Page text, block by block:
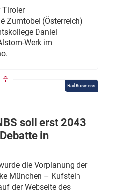
Tiroler
Zumtobel (Österreich)
Daniel
Werk im
Rail Business
soll erst 2043
in
die Vorplanung der
München – Kufstein
der Webseite des